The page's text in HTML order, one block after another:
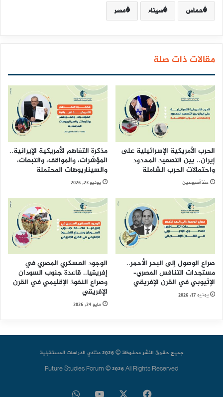
حماس
سيناء مصر
مقالات ذات صلة
الحرب الأمريكية الإسرائيلية على
إيران.. بين التصعيد المحدود
واحتمالات الحرب الشاملة
منذ أسبوعين
مذكرة التفاهم الأمريكية الإيرانية..
المؤشرات، والمواقف، والتبعات،
والسيناريوهات المحتملة
يونيو 23, 2026
صراع الوصول إلى البحر الأحمر..
مستجدات التنافس المصري–
الإثيوبي في القرن الإفريقي
يونيو 17, 2026
الوجود العسكري المصري في
إفريقيا.. قاعدة جنوب السودان
وصراع النفوذ الإقليمي في القرن
الإفريقي
مايو 24, 2026
جميع حقوق النشر محفوظة © 2026 منتدي الدراسات المستقبلية
Future Studies Forum © 2026 All Rights Reserved
فيسبوك ‫YouTubeواتساب